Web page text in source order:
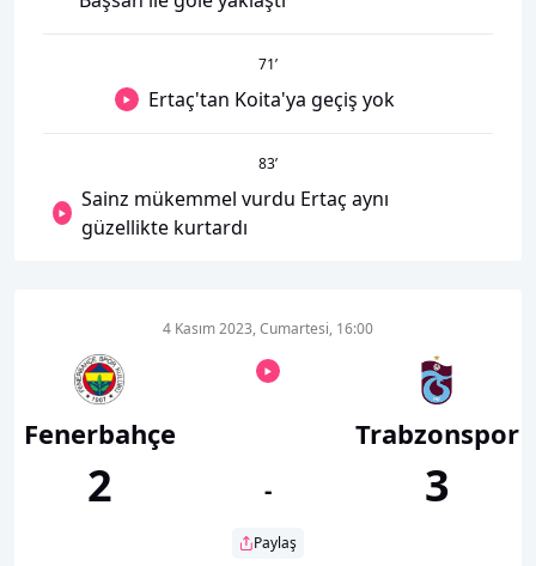
71’
Ertaç'tan Koita'ya geçiş yok
83’
Sainz mükemmel vurdu Ertaç aynı
güzellikte kurtardı
Fenerbahçe
2
4 Kasım 2023, Cumartesi, 16:00
-
Paylaş
Trabzonspor
3